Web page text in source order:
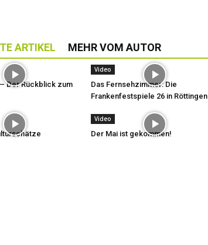
ARTIKEL MEHR VOM AUTOR
Der Rückblick zum
Video
Das Fernsehzimmer: Die
Frankenfestspiele 26 in Röttingen
Video
Der Mai ist gekommen!